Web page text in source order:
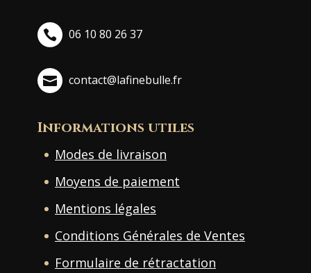
06 10 80 26 37
contact@lafinebulle.fr
Informations utiles
Modes de livraison
Moyens de paiement
Mentions légales
Conditions Générales de Ventes
Formulaire de rétractation